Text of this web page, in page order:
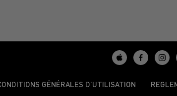
GÉNÉRALES D’UTILISATION